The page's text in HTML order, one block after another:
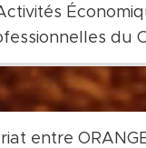
du
entre